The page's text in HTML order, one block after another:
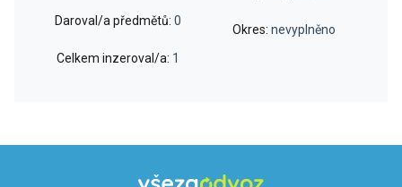
Daroval/a předmětů: 0
Celkem inzeroval/a: 1
Okres: nevyplněno